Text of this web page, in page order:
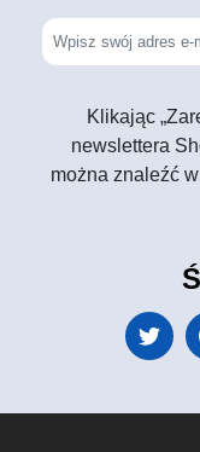
Klikając
newslettera
można znaleźć